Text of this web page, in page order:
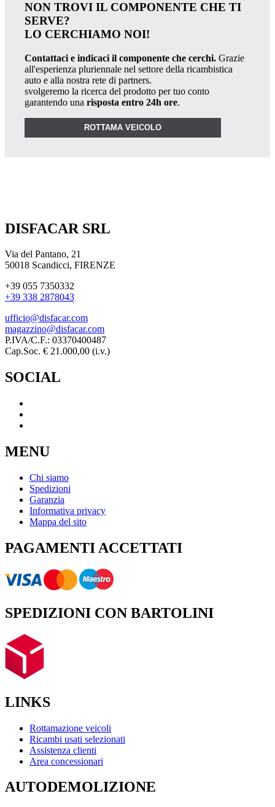
NON TROVI IL COMPONENTE CHE TI
SERVE?
LO CERCHIAMO NOI!
Contattaci e indicaci il componente che cerchi. Grazie
all'esperienza pluriennale nel settore della ricambistica
auto e alla nostra rete di partners.
svolgeremo la ricerca del prodotto per tuo conto
garantendo una risposta entro 24h ore.
ROTTAMA VEICOLO
DISFACAR SRL
Via del Pantano, 21
50018 Scandicci, FIRENZE
+39 055 7350332
+39 338 2878043
ufficio@disfacar.com
magazzino@disfacar.com
P.IVA/C.F.: 03370400487
Cap.Soc. € 21.000,00 (i.v.)
SOCIAL
MENU
Chi siamo
Spedizioni
Garanzia
Informativa privacy
Mappa del sito
PAGAMENTI ACCETTATI
SPEDIZIONI CON BARTOLINI
LINKS
Rottamazione veicoli
Ricambi usati selezionati
Assistenza clienti
Area concessionari
AUTODEMOLIZIONE